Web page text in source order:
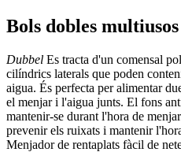
Bols dobles multiusos
Dubbel Es tracta d'un comensal
cilíndrics laterals que poden
aigua. És perfecta per alimentar
el menjar i l'aigua junts. El fons
mantenir-se durant l'hora de
prevenir els ruixats i mantenir
Menjador de rentaplats fàcil de